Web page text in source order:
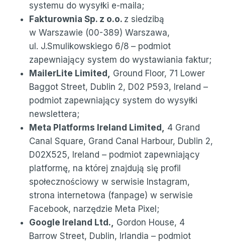
systemu do wysyłki e-maila;
Fakturownia Sp. z o.o. z siedzibą
w Warszawie (00-389) Warszawa,
ul. J.Smulikowskiego 6/8 – podmiot
zapewniający system do wystawiania faktur;
MailerLite Limited, Ground Floor, 71 Lower
Baggot Street, Dublin 2, D02 P593, Ireland –
podmiot zapewniający system do wysyłki
newslettera;
Meta Platforms Ireland Limited, 4 Grand
Canal Square, Grand Canal Harbour, Dublin 2,
D02X525, Ireland – podmiot zapewniający
platformę, na której znajdują się profil
społecznościowy w serwisie Instagram,
strona internetowa (fanpage) w serwisie
Facebook, narzędzie Meta Pixel;
Google Ireland Ltd., Gordon House, 4
Barrow Street, Dublin, Irlandia – podmiot